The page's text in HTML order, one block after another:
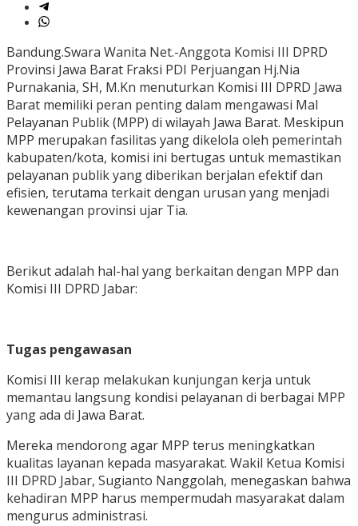
Bandung.Swara Wanita Net.-Anggota Komisi III DPRD
Provinsi Jawa Barat Fraksi PDI Perjuangan Hj.Nia
Purnakania, SH, M.Kn menuturkan Komisi III DPRD Jawa
Barat memiliki peran penting dalam mengawasi Mal
Pelayanan Publik (MPP) di wilayah Jawa Barat. Meskipun
MPP merupakan fasilitas yang dikelola oleh pemerintah
kabupaten/kota, komisi ini bertugas untuk memastikan
pelayanan publik yang diberikan berjalan efektif dan
efisien, terutama terkait dengan urusan yang menjadi
kewenangan provinsi ujar Tia.
Berikut adalah hal-hal yang berkaitan dengan MPP dan
Komisi III DPRD Jabar:
Tugas pengawasan
Komisi III kerap melakukan kunjungan kerja untuk
memantau langsung kondisi pelayanan di berbagai MPP
yang ada di Jawa Barat.
Mereka mendorong agar MPP terus meningkatkan
kualitas layanan kepada masyarakat. Wakil Ketua Komisi
III DPRD Jabar, Sugianto Nanggolah, menegaskan bahwa
kehadiran MPP harus mempermudah masyarakat dalam
mengurus administrasi.